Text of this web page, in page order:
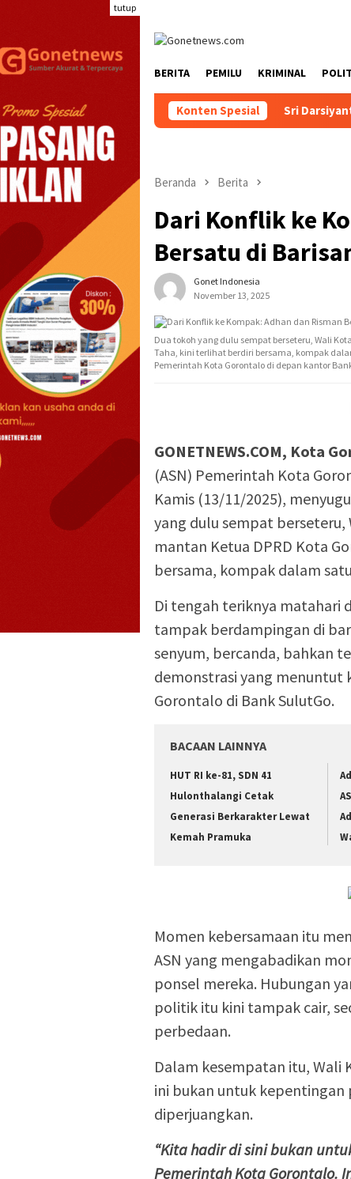
tutup
BERITA PEMILU KRIMINAL
Konten Spesial
Sri Darsiyanti Tuna:
Beranda Berita
Dari Konflik ke
Bersatu di
Gonet Indonesia
November 13, 2025
Dua tokoh yang dulu sempat berseteru, Wali
Taha, kini terlihat berdiri bersama, kompak
Pemerintah Kota Gorontalo di depan kantor
GONETNEWS.COM, Kota
(ASN) Pemerintah Kota
Kamis (13/11/2025),
yang dulu sempat
mantan Ketua DPRD Kota
bersama, kompak dalam
Di tengah teriknya matahari
tampak berdampingan di
senyum, bercanda, bahkan
demonstrasi yang menuntut
Gorontalo di Bank SulutGo.
BACAAN LAINNYA
HUT RI ke-81, SDN 41
Hulonthalangi Cetak
Generasi Berkarakter Lewat
Kemah Pramuka
Momen kebersamaan itu
ASN yang mengabadikan
ponsel mereka. Hubungan
politik itu kini tampak cair,
perbedaan.
Dalam kesempatan itu, Wali
ini bukan untuk kepentingan
diperjuangkan.
“Kita hadir di sini bukan
Pemerintah Kota Gorontalo.